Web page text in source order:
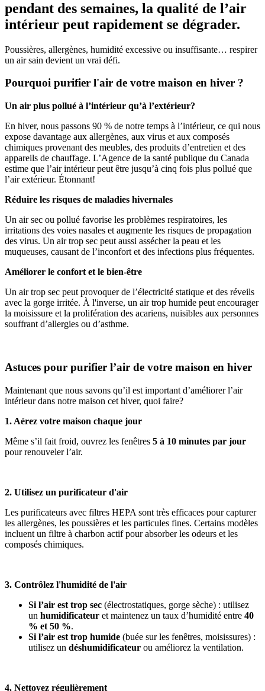
pendant des semaines, la qualité de l’air
intérieur peut rapidement se dégrader.
Poussières, allergènes, humidité excessive ou insuffisante… respirer
un air sain devient un vrai défi.
Pourquoi purifier l'air de votre maison en hiver ?
Un air plus pollué à l’intérieur qu’à l’extérieur?
En hiver, nous passons 90 % de notre temps à l’intérieur, ce qui nous
expose davantage aux allergènes, aux virus et aux composés
chimiques provenant des meubles, des produits d’entretien et des
appareils de chauffage. L’Agence de la santé publique du Canada
estime que l’air intérieur peut être jusqu’à cinq fois plus pollué que
l’air extérieur. Étonnant!
Réduire les risques de maladies hivernales
Un air sec ou pollué favorise les problèmes respiratoires, les
irritations des voies nasales et augmente les risques de propagation
des virus. Un air trop sec peut aussi assécher la peau et les
muqueuses, causant de l’inconfort et des infections plus fréquentes.
Améliorer le confort et le bien-être
Un air trop sec peut provoquer de l’électricité statique et des réveils
avec la gorge irritée. À l'inverse, un air trop humide peut encourager
la moisissure et la prolifération des acariens, nuisibles aux personnes
souffrant d’allergies ou d’asthme.
Astuces pour purifier l’air de votre maison en hiver
Maintenant que nous savons qu’il est important d’améliorer l’air
intérieur dans notre maison cet hiver, quoi faire?
1. Aérez votre maison chaque jour
Même s’il fait froid, ouvrez les fenêtres 5 à 10 minutes par jour
pour renouveler l’air.
2. Utilisez un purificateur d'air
Les purificateurs avec filtres HEPA sont très efficaces pour capturer
les allergènes, les poussières et les particules fines. Certains modèles
incluent un filtre à charbon actif pour absorber les odeurs et les
composés chimiques.
3. Contrôlez l'humidité de l'air
Si l’air est trop sec (électrostatiques, gorge sèche) : utilisez
un humidificateur et maintenez un taux d’humidité entre 40
% et 50 %.
Si l’air est trop humide (buée sur les fenêtres, moisissures) :
utilisez un déshumidificateur ou améliorez la ventilation.
4. Nettoyez régulièrement